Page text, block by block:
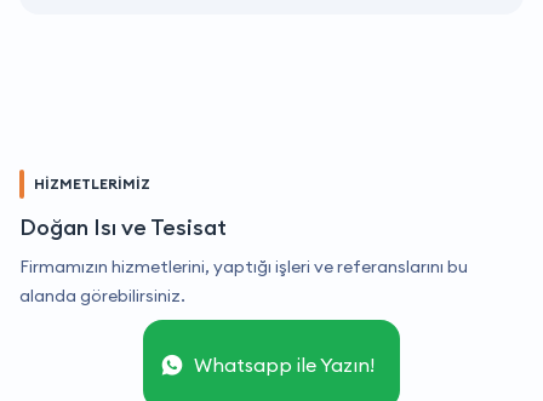
HİZMETLERİMİZ
Doğan Isı ve Tesisat
Firmamızın hizmetlerini, yaptığı işleri ve referanslarını bu
alanda görebilirsiniz.
Whatsapp ile Yazın!